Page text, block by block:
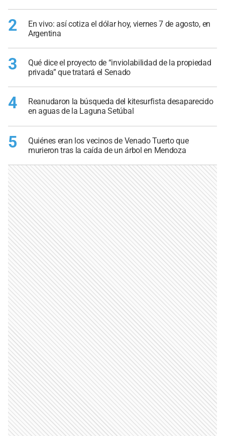
2
En vivo: así cotiza el dólar hoy, viernes 7 de agosto, en
Argentina
3
Qué dice el proyecto de “inviolabilidad de la propiedad
privada” que tratará el Senado
4
Reanudaron la búsqueda del kitesurfista desaparecido
en aguas de la Laguna Setúbal
5
Quiénes eran los vecinos de Venado Tuerto que
murieron tras la caída de un árbol en Mendoza